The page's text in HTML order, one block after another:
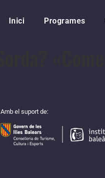
Inici Programes
Amb el suport de: